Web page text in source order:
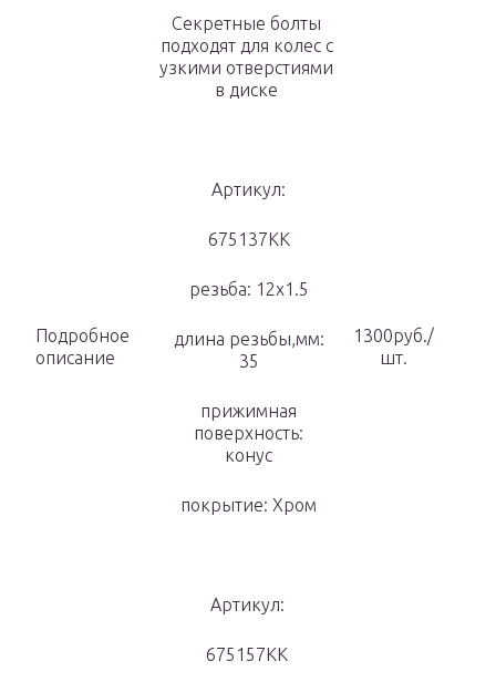
Секретные болты
подходят для колес с
узкими отверстиями
в диске
Подробное
описание
Артикул:
675137KK
резьба: 12х1.5
длина резьбы,мм:
35
прижимная
поверхность:
конус
покрытие: Хром
1300руб./
шт.
Артикул:
675157КК